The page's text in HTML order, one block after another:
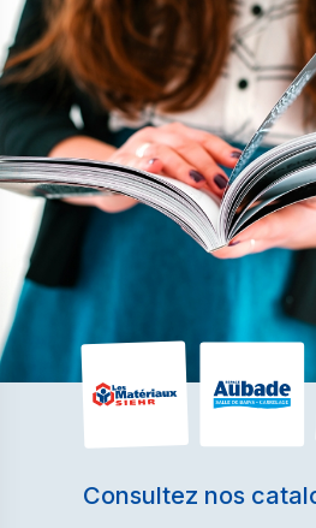
Consultez nos